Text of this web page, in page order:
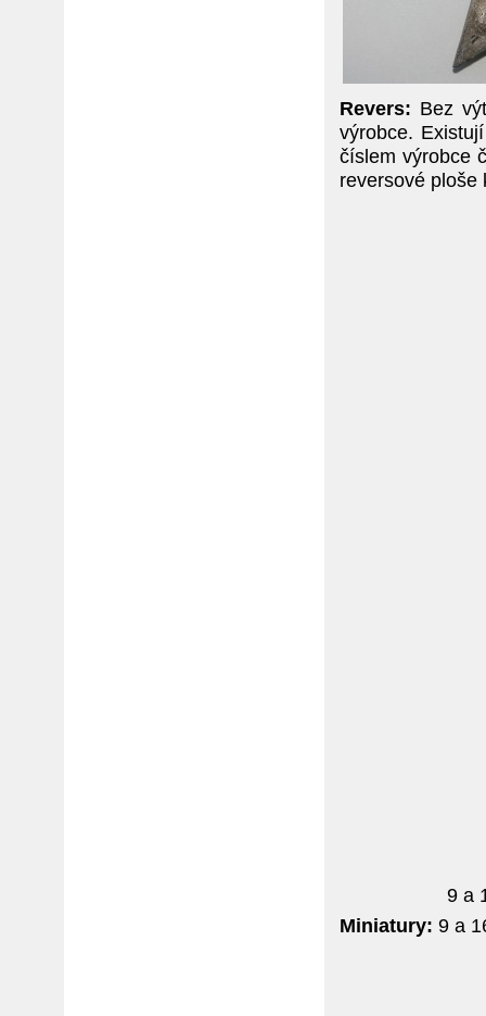
Revers: Bez
výrobce.
číslem výrobce
reversové ploše
9 a
Miniatury: 9 a